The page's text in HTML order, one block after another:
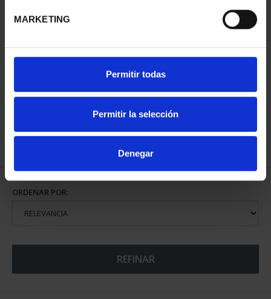
MARKETING
Permitir todas
Permitir la selección
Denegar
31,00 €
ORDENAR POR:
REFINAR